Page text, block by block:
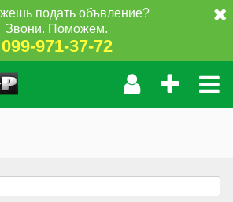
подать объвление?
Звони. Поможем.
099-971-37-72